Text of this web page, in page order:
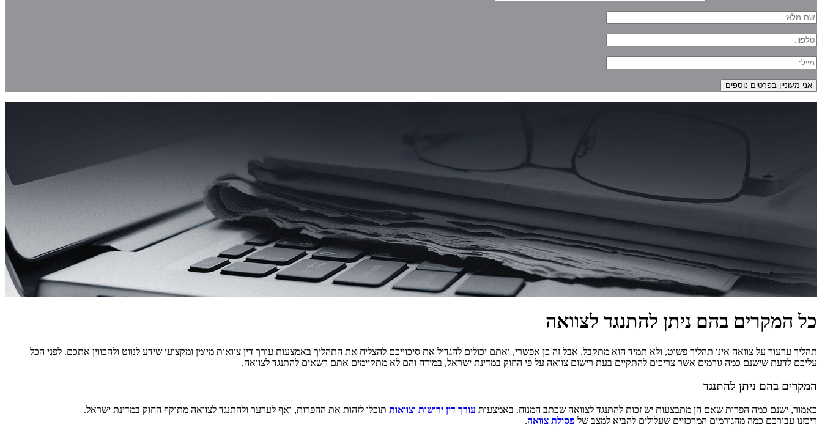
כל המקרים בהם ניתן להתנגד לצוואה
תהליך ערעור על צוואה אינו תהליך פשוט, ולא תמיד הוא מתקבל. אבל זה כן אפשרי, ואתם יכולים להגדיל את סיכוייכם להצליח את התהליך באמצעות עורך דין צוואות מיומן ומקצועי שידע לנווט ולהכווין אתכם. לפני הכל
עליכם לדעת שישנם כמה גורמים אשר צריכים להתקיים בעת רישום צוואה על פי החוק במדינת ישראל, במידה והם לא מתקיימים אתם רשאים להתנגד לצוואה.
המקרים בהם ניתן להתנגד
כאמור, ישנם כמה הפרות שאם הן מתבצעות יש זכות להתנגד לצוואה שכתב המנוח. באמצעות עורך דין ירושות וצוואות תוכלו לזהות את ההפרות, ואף לערער ולהתנגד לצוואה מתוקף החוק במדינת ישראל.
ריכזנו עבורכם כמה מהגורמים המרכזיים שעלולים להביא למצב של פסילת צוואה.